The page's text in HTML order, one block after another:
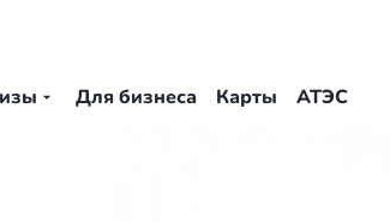
Для бизнеса Карты АТЭС